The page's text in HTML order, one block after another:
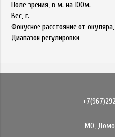
Поле зрения, в м. на 100м.
Вес, г.
Фокусное расстояние от
Диапазон регулировки
МО,